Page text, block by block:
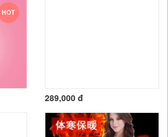
HOT
289,000 đ